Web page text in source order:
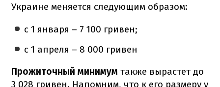
Украине меняется следующим образом:
с 1 января – 7 100 гривен;
с 1 апреля – 8 000 гривен
Прожиточный минимум также вырастет до
3 028 гривен. Напомним, что к его размеру у